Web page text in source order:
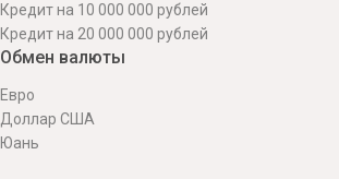
Кредит на 10 000 000 рублей
Кредит на 20 000 000 рублей
Обмен валюты
Евро
Доллар США
Юань